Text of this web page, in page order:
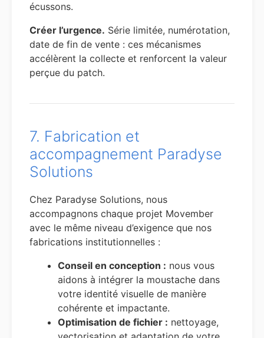
écussons.
Créer l’urgence. Série limitée, numérotation,
date de fin de vente : ces mécanismes
accélèrent la collecte et renforcent la valeur
perçue du patch.
7. Fabrication et
accompagnement Paradyse
Solutions
Chez Paradyse Solutions, nous
accompagnons chaque projet Movember
avec le même niveau d’exigence que nos
fabrications institutionnelles :
Conseil en conception : nous vous
aidons à intégrer la moustache dans
votre identité visuelle de manière
cohérente et impactante.
Optimisation de fichier : nettoyage,